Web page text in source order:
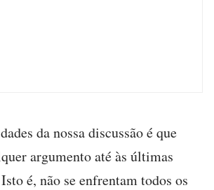
da nossa discussão é que
argumento até às últimas
é, não se enfrentam todos os